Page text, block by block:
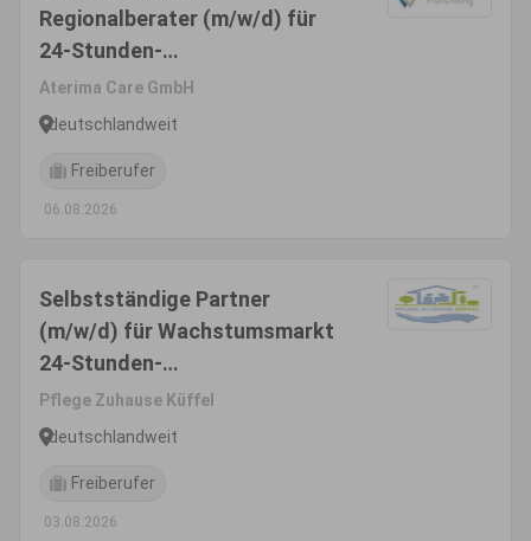
Regionalberater (m/w/d) für
24-Stunden-
Seniorenbetreuungkonzept
Aterima Care GmbH
deutschlandweit
Freiberufer
06.08.2026
Selbstständige Partner
(m/w/d) für Wachstumsmarkt
24-Stunden-
Seniorenbetreuung
Pflege Zuhause Küffel
deutschlandweit
Freiberufer
03.08.2026